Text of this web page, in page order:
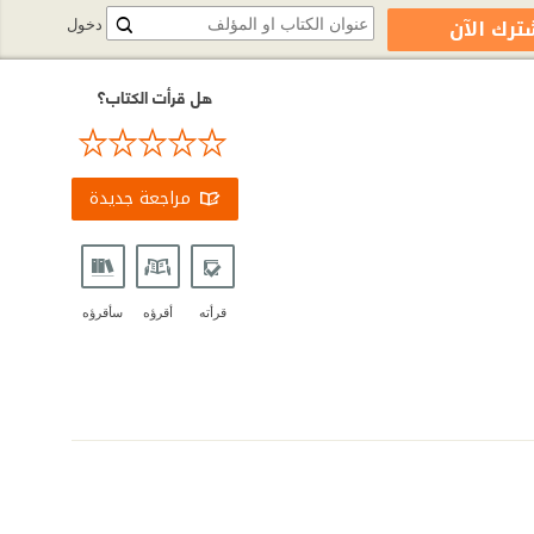
هل قرأت الكتاب؟
مراجعة جديدة
قرأته أقرؤه سأقرؤه
دخول الآن